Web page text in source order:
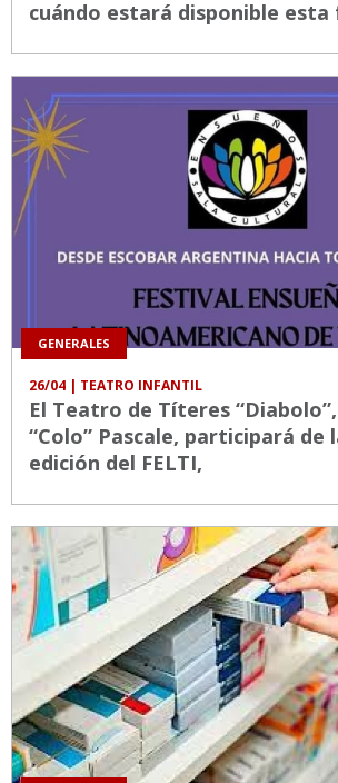
cuándo estará disponible esta
GENERALES
26/04 | TEATRO INFANTIL
El Teatro de Títeres
“Colo” Pascale, participará de
edición del FELTI,